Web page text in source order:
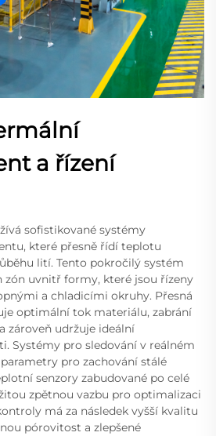
a řízení
sofistikované systémy
které přesně řídí teplotu
lití. Tento pokročilý systém
zón uvnitř formy, které jsou řízeny
a chladicími okruhy. Přesná
optimální tok materiálu, zabrání
zároveň udržuje ideální
Systémy pro sledování v reálném
pro zachování stálé
senzory zabudované po celé
zpětnou vazbu pro optimalizaci
má za následek vyšší kvalitu
pórovitost a zlepšené